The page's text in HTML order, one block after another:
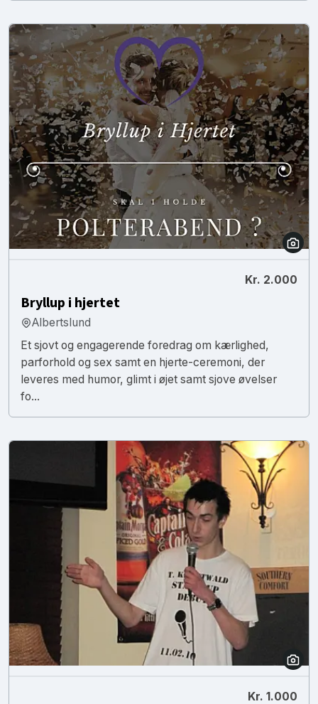
Kr. 2.000
Bryllup i hjertet
Albertslund
Et sjovt og engagerende foredrag om kærlighed,
parforhold og sex samt en hjerte-ceremoni, der
leveres med humor, glimt i øjet samt sjove øvelser
fo...
Kr. 1.000